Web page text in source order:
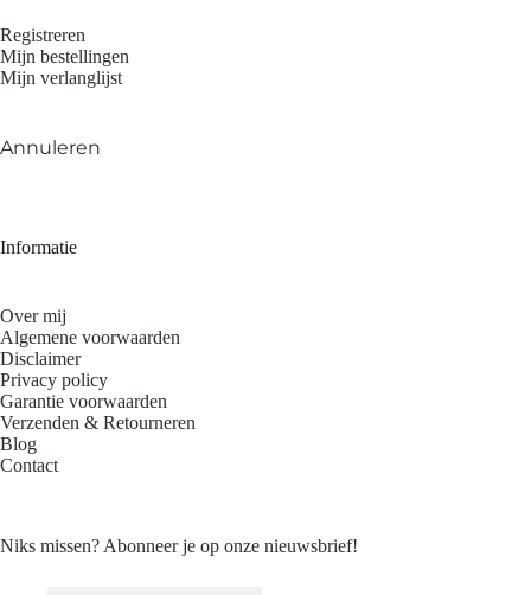
Registreren
Mijn bestellingen
Mijn verlanglijst
Annuleren
Informatie
Over mij
Algemene voorwaarden
Disclaimer
Privacy policy
Garantie voorwaarden
Verzenden & Retourneren
Blog
Contact
Niks missen? Abonneer je op onze nieuwsbrief!